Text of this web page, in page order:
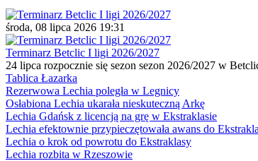
środa, 08 lipca 2026 19:31
Terminarz Betclic I ligi 2026/2027
24 lipca rozpocznie się sezon sezon 2026/2027 w
Tablica Łazarka
Rezerwowa Lechia poległa w Legnicy
Osłabiona Lechia ukarała nieskuteczną Arkę
Lechia Gdańsk z licencją na grę w Ekstraklasie
Lechia efektownie przypieczętowała awans do
Lechia o krok od powrotu do Ekstraklasy
Lechia rozbita w Rzeszowie